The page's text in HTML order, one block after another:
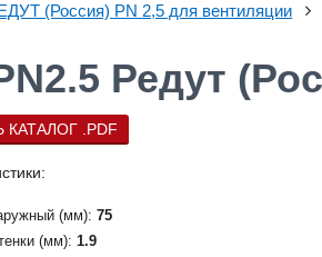
(Россия) PN 2,5 для вентиляции
Редут
КАТАЛОГ .PDF
(мм): 75
(мм): 1.9